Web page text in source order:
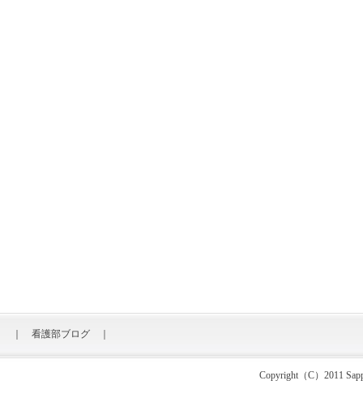
看護部ブログ
Copyright（C）2011